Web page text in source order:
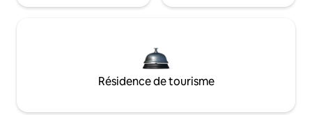
Résidence de tourisme